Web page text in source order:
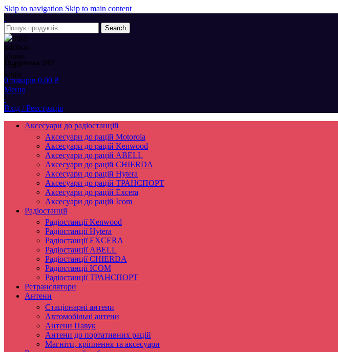
Skip to navigation Skip to main content
Search
Підтримка 24/7
0 товарів 0,00 ₴
Меню
Вхід / Реєстрація
Аксесуари до радіостанцій
Аксесуари до рацій Motorola
Аксесуари до рацій Kenwood
Аксесуари до рацій ABELL
Аксесуари до рацій CHIERDA
Аксесуари до рацій Hytera
Аксесуари до рацій ТРАНСПОРТ
Аксесуари до рацій Excera
Аксесуари до рацій Icom
Радіостанції
Радіостанції Kenwood
Радіостанції Hytera
Радіостанції EXCERA
Радіостанції ABELL
Радіостанції CHIERDA
Радіостанції ICOM
Радіостанції ТРАНСПОРТ
Ретранслятори
Антени
Стаціонарні антени
Автомобільні антени
Антени Павук
Антени до портативних рацій
Магніти, кріплення та аксесуари